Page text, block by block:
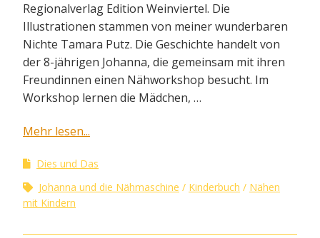
Regionalverlag Edition Weinviertel. Die
Illustrationen stammen von meiner wunderbaren
Nichte Tamara Putz. Die Geschichte handelt von
der 8-jährigen Johanna, die gemeinsam mit ihren
Freundinnen einen Nähworkshop besucht. Im
Workshop lernen die Mädchen, …
Mehr lesen...
Dies und Das
Johanna und die Nähmaschine
Kinderbuch
Nähen
mit Kindern